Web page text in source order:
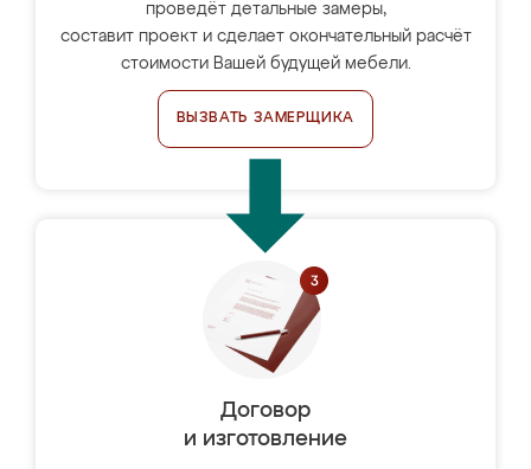
проведёт детальные замеры,
составит проект и сделает окончательный расчёт
стоимости Вашей будущей мебели.
ВЫЗВАТЬ ЗАМЕРЩИКА
Договор
и изготовление